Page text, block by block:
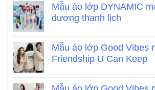
Mẫu áo lớp DYNAMIC
dương thanh lịch
Mẫu áo lớp Good Vibes
Friendship U Can Keep